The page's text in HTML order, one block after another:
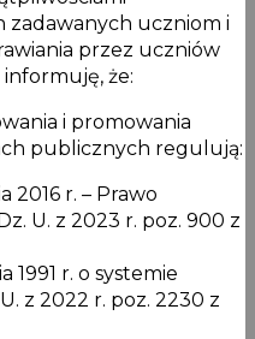
zadawanych uczniom i
przez uczniów
że:
i promowania
publicznych regulują:
2016 r. – Prawo
U. z 2023 r. poz. 900 z
1991 r. o systemie
z 2022 r. poz. 2230 z